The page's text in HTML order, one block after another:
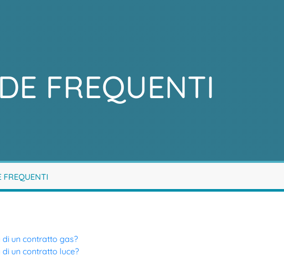
FREQUENTI
FREQUENTI
un contratto gas?
un contratto luce?